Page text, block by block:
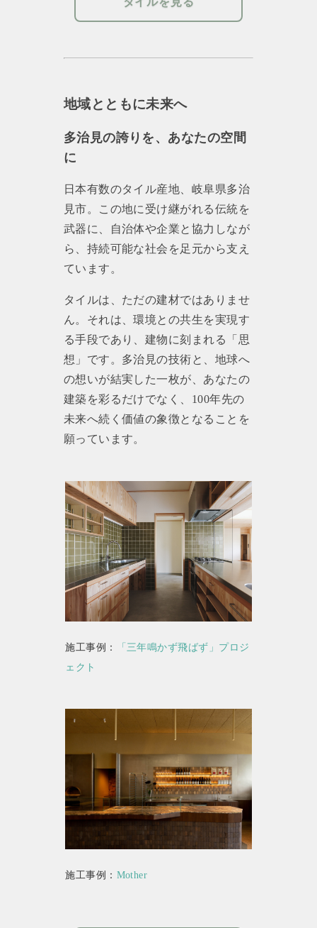
地域とともに未来へ
多治見の誇りを、あなたの空間
に
日本有数のタイル産地、岐阜県多治
見市。この地に受け継がれる伝統を
武器に、自治体や企業と協力しなが
ら、持続可能な社会を足元から支え
ています。
タイルは、ただの建材ではありませ
ん。それは、環境との共生を実現す
る手段であり、建物に刻まれる「思
想」です。多治見の技術と、地球へ
の想いが結実した一枚が、あなたの
建築を彩るだけでなく、100年先の
未来へ続く価値の象徴となることを
願っています。
施工事例：
「三年鳴かず飛ばず」プロジ
ェクト
施工事例： Mother